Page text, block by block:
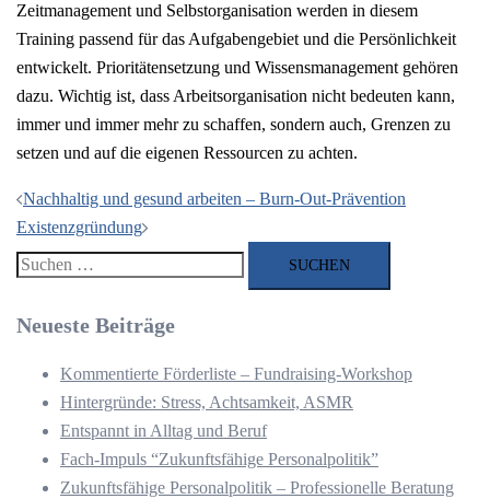
Zeitmanagement und Selbstorganisation werden in diesem
Training passend für das Aufgabengebiet und die Persönlichkeit
entwickelt. Prioritätensetzung und Wissensmanagement gehören
dazu. Wichtig ist, dass Arbeitsorganisation nicht bedeuten kann,
immer und immer mehr zu schaffen, sondern auch, Grenzen zu
setzen und auf die eigenen Ressourcen zu achten.
Beitragsnavigation
Nachhaltig und gesund arbeiten – Burn-Out-Prävention
Existenzgründung
Suchen
Neueste Beiträge
Kommentierte Förderliste – Fundraising-Workshop
Hintergründe: Stress, Achtsamkeit, ASMR
Entspannt in Alltag und Beruf
Fach-Impuls “Zukunftsfähige Personalpolitik”
Zukunftsfähige Personalpolitik – Professionelle Beratung